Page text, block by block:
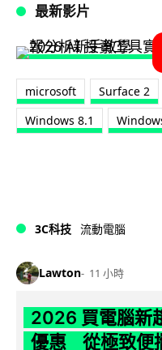
最新影片
microsoft Surface 2
Windows 8.1
3C科技 流動電腦
Lawton 11 小時
2026 買電腦新
優惠 從極致便